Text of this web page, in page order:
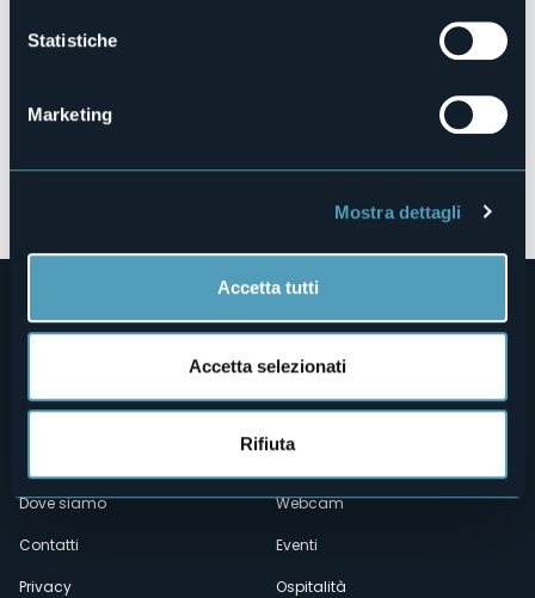
Statistiche
Marketing
Mostra dettagli
Accetta tutti
Accetta selezionati
Rifiuta
occhi diversi il territorio.
the lakes and mountains of northern Piedmont, is truly for
everyone: couples on a romantic getaway, families looking
for the perfect combination of leisure and relaxation, small
Menù
secondario
Dove siamo
Contatti
Privacy
Webcam
Eventi
Ospitalità